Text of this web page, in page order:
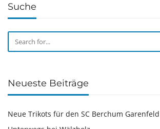
Suche
Neueste Beiträge
Neue Trikots für den SC Berchum Garenfeld